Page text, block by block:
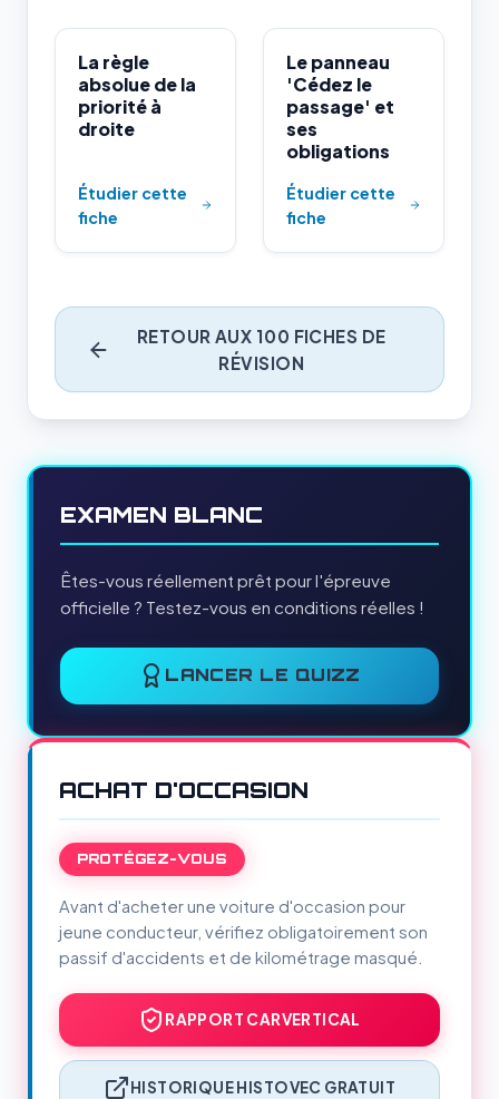
La règle
absolue de la
priorité à
droite
Étudier cette
fiche
Le panneau
'Cédez le
passage' et
ses
obligations
Étudier cette
fiche
RETOUR AUX 100 FICHES DE
RÉVISION
EXAMEN BLANC
Êtes-vous réellement prêt pour l'épreuve
officielle ? Testez-vous en conditions réelles !
LANCER LE QUIZZ
ACHAT D'OCCASION
PROTÉGEZ-VOUS
Avant d'acheter une voiture d'occasion pour
jeune conducteur, vérifiez obligatoirement son
passif d'accidents et de kilométrage masqué.
RAPPORT CARVERTICAL
HISTORIQUE HISTOVEC GRATUIT